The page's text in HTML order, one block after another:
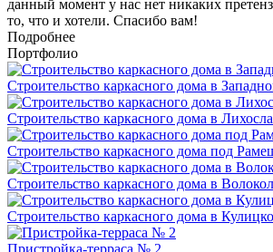
данный момент у нас нет никаких
то, что и хотели. Спасибо вам!
Подробнее
Портфолио
Строительство каркасного дома в
Строительство каркасного дома в
Строительство каркасного дома под
Строительство каркасного дома в
Строительство каркасного дома в
Пристройка-терраса № 2